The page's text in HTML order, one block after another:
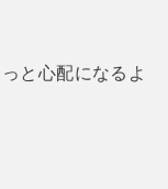
と心配になるよ